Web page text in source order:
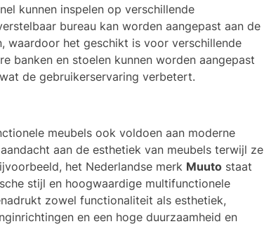
kunnen inspelen op verschillende
bureau kan worden aangepast aan de
waardoor het geschikt is voor verschillende
banken en stoelen kunnen worden aangepast
de gebruikerservaring verbetert.
meubels ook voldoen aan moderne
aan de esthetiek van meubels terwijl ze
het Nederlandse merk Muuto staat
stijl en hoogwaardige multifunctionele
zowel functionaliteit als esthetiek,
en een hoge duurzaamheid en